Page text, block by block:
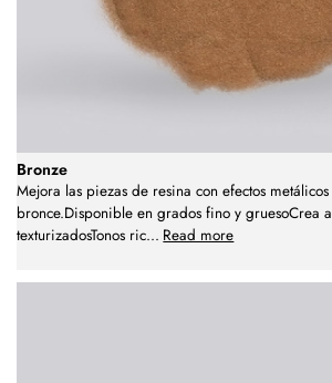
Bronze
Mejora las piezas de resina con efectos
bronce.Disponible en grados fino y gruesoCrea
texturizadosTonos ric... Read more